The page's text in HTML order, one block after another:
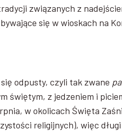
związanych z
się w wioskach na
odpusty, czyli tak zwane
świętym, z jedzeniem i
w okolicach Święta
religijnych), więc